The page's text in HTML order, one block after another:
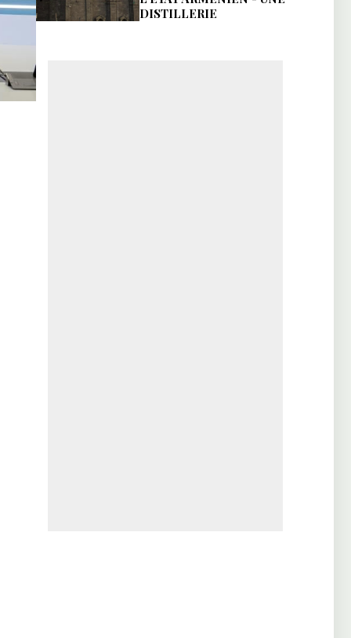
DISTILLERIE